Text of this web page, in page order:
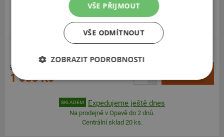
DOPORUČUJEME
2 965 Kč
1 533 Kč
–
Koupit
SKLADEM Expedujeme ještě dnes
Na prodejně v Opavě do 2 dnů.
Centrální sklad 20 ks.
VŠE PŘIJMOUT
VŠE ODMÍTNOUT
ZOBRAZIT PODROBNOSTI